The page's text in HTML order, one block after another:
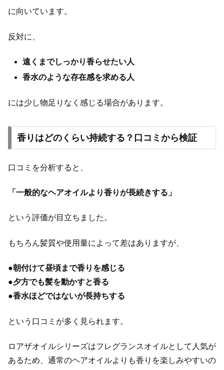
に向いています。
反対に、
遠くまでしっかり香らせたい人
香水のような存在感を求める人
には少し物足りなく感じる場合があります。
香りはどのくらい持続する？口コミから検証
口コミを分析すると、
「一般的なヘアオイルより香りが長続きする」
という評価が目立ちました。
もちろん髪質や使用量によって差はありますが、
●朝付けて昼頃まで香りを感じる
●夕方でも髪を動かすと香る
●香水ほどではないが長持ちする
という口コミが多く見られます。
ロアザオイルシリーズはフレグランスオイルとして人気が
あるため、通常のヘアオイルよりも香りを楽しみやすいの